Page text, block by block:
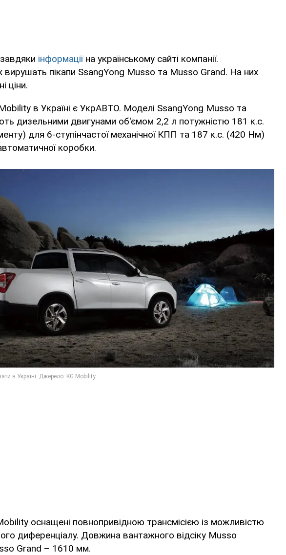
інформаціїна українському сайті компанії.
пікапи SsangYong Musso та Musso Grand. На них
ціни.
в Україні є УкрАВТО. Моделі SsangYong Musso та
дизельними двигунами об'ємом 2,2 л потужністю 181 к.с.
для 6-ступінчастої механічної КПП та 187 к.с. (420 Нм)
коробки.
оснащені повнопривідною трансмісією із можливістю
диференціалу. Довжина вантажного відсіку Musso
Grand – 1610 мм.